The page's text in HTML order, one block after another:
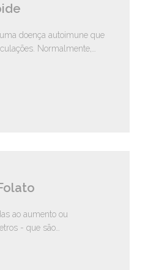
doença autoimune que
Normalmente,…
ao aumento ou
- que são…